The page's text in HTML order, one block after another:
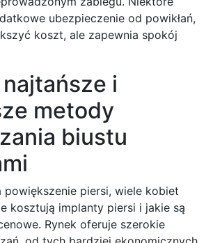
ubezpieczenie od powikłań,
koszt, ale zapewnia spokój
i
metody
biustu
powiększenie piersi, wiele kobiet
kosztują implanty piersi i jakie są
Rynek oferuje szerokie